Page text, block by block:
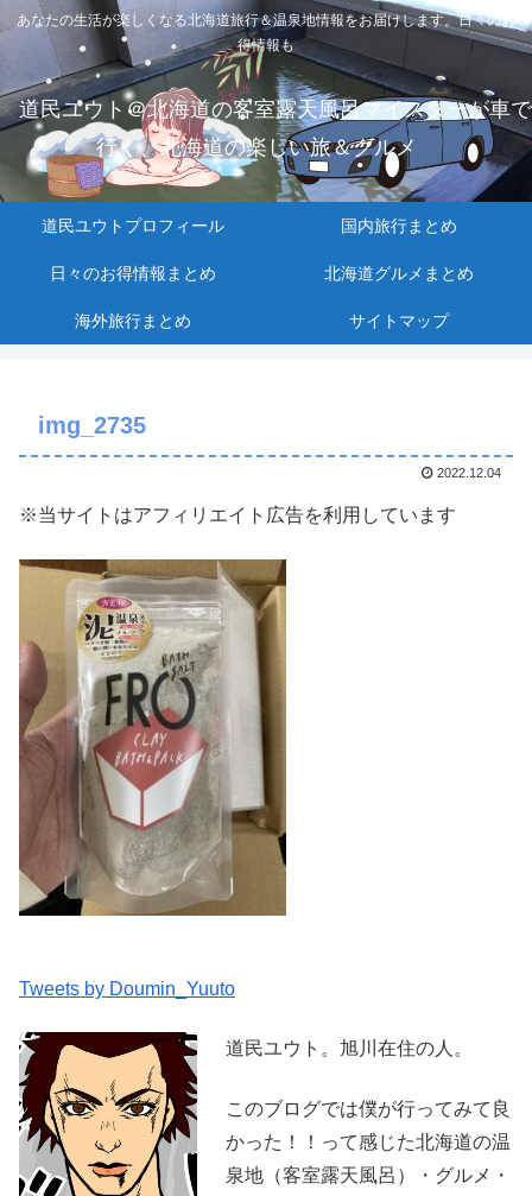
あなたの生活が楽しくなる北海道旅行＆温泉地情報をお届けします。日々のお
得情報も
道民ユウト＠北海道の客室露天風呂マイスターが車で
行く、北海道の楽しい旅＆グルメ
道民ユウトプロフィール 国内旅行まとめ
日々のお得情報まとめ 北海道グルメまとめ
海外旅行まとめ サイトマップ
img_2735
2022.12.04
※当サイトはアフィリエイト広告を利用しています
Tweets by Doumin_Yuuto
道民ユウト。旭川在住の人。
このブログでは僕が行ってみて良
かった！！って感じた北海道の温
泉地（客室露天風呂）・グルメ・